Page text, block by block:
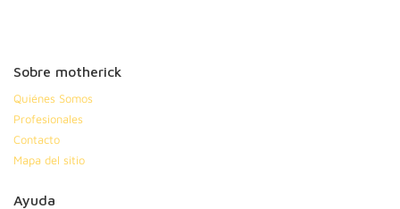
Sobre motherick
Quiénes Somos
Profesionales
Contacto
Mapa del sitio
Ayuda